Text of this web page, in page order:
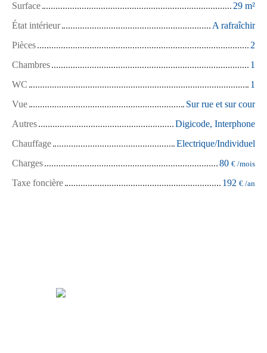
Surface
29 m²
État intérieur
A rafraîchir
Pièces
2
Chambres
1
WC
1
Vue
Sur rue et sur cour
Autres
Digicode, Interphone
Chauffage
Electrique/Individuel
Charges
80 € /mois
Taxe foncière 192 € /an